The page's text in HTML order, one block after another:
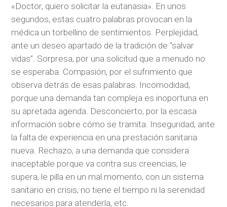
«Doctor, quiero solicitar la eutanasia». En unos
segundos, estas cuatro palabras provocan en la
médica un torbellino de sentimientos. Perplejidad,
ante un deseo apartado de la tradición de “salvar
vidas”. Sorpresa, por una solicitud que a menudo no
se esperaba. Compasión, por el sufrimiento que
observa detrás de esas palabras. Incomodidad,
porque una demanda tan compleja es inoportuna en
su apretada agenda. Desconcierto, por la escasa
información sobre cómo se tramita. Inseguridad, ante
la falta de experiencia en una prestación sanitaria
nueva. Rechazo, a una demanda que considera
inaceptable porque va contra sus creencias, le
supera, le pilla en un mal momento, con un sistema
sanitario en crisis, no tiene el tiempo ni la serenidad
necesarios para atenderla, etc.